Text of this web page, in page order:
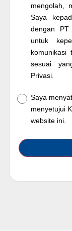
mengolah,
Saya
dengan PT
untuk
komunikasi
sesuai
Privasi.
Saya
menyetujui
website ini.